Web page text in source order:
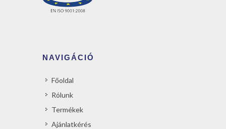
NAVIGÁCIÓ
Főoldal
Rólunk
Termékek
Ajánlatkérés